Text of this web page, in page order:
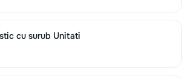
cu surub Unitati